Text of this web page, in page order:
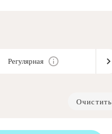
Регулярная
Очистить